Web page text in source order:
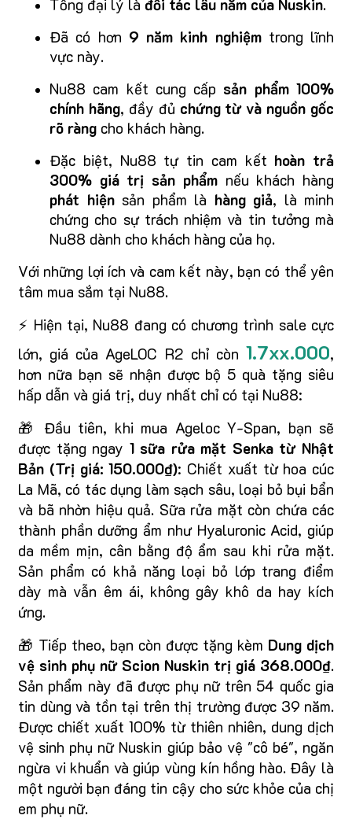
Tổng đại lý là đối tác lâu năm của Nuskin.
Đã có hơn 9 năm kinh nghiệmtrong lĩnh
vực này.
Nu88 cam kết cung cấp sản phẩm 100%
chính hãng, đầy đủ chứng từ và nguồn gốc
rõ ràng cho khách hàng.
Đặc biệt, Nu88 tự tin cam kết hoàn trả
300% giá trị sản phẩmnếu khách hàng
phát hiệnsản phẩm là hàng giả, là minh
chứng cho sự trách nhiệm và tin tưởng mà
Nu88 dành cho khách hàng của họ.
Với những lợi ích và cam kết này, bạn có thể yên
tâm mua sắm tại Nu88.
⚡ Hiện tại, Nu88 đang có chương trình sale cực
lớn, giá của AgeLOC R2 chỉ còn 1.7xx.000,
hơn nữa bạn sẽ nhận được bộ 5 quà tặng siêu
hấp dẫn và giá trị, duy nhất chỉ có tại Nu88:
🎁 Đầu tiên, khi mua Ageloc Y-Span, bạn sẽ
được tặng ngay 1 sữa rửa mặt Senka từ Nhật
Bản (Trị giá: 150.000₫): Chiết xuất từ hoa cúc
La Mã, có tác dụng làm sạch sâu, loại bỏ bụi bẩn
và bã nhờn hiệu quả. Sữa rửa mặt còn chứa các
thành phần dưỡng ẩm như Hyaluronic Acid, giúp
da mềm mịn, cân bằng độ ẩm sau khi rửa mặt.
Sản phẩm có khả năng loại bỏ lớp trang điểm
dày mà vẫn êm ái, không gây khô da hay kích
ứng.
🎁 Tiếp theo, bạn còn được tặng kèm Dung dịch
vệ sinh phụ nữ Scion Nuskin trị giá 368.000₫.
Sản phẩm này đã được phụ nữ trên 54 quốc gia
tin dùng và tồn tại trên thị trường được 39 năm.
Được chiết xuất 100% từ thiên nhiên, dung dịch
vệ sinh phụ nữ Nuskin giúp bảo vệ "cô bé", ngăn
ngừa vi khuẩn và giúp vùng kín hồng hào. Đây là
một người bạn đáng tin cậy cho sức khỏe của chị
em phụ nữ.